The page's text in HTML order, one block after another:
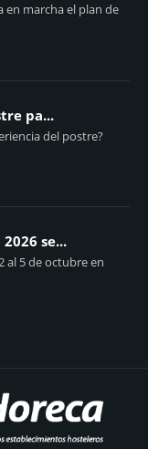
en marcha el plan de
pa...
del postre?
se...
al 5 de octubre en